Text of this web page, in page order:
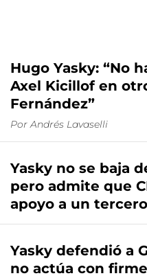
Hugo Yasky: “No
Axel Kicillof en
Fernández”
Por Andrés Lavaselli
Yasky no se baja
pero admite que
apoyo a un tercero
Yasky defendió a
no actúa con